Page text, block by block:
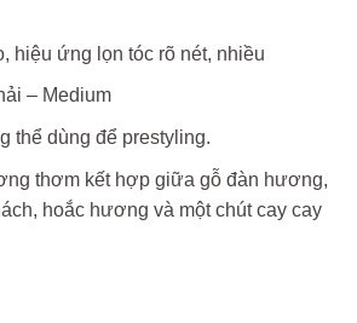
hiệu ứng lọn tóc rõ nét, nhiều
– Medium
thể dùng để prestyling.
thơm kết hợp giữa gỗ đàn hương,
hoắc hương và một chút cay cay